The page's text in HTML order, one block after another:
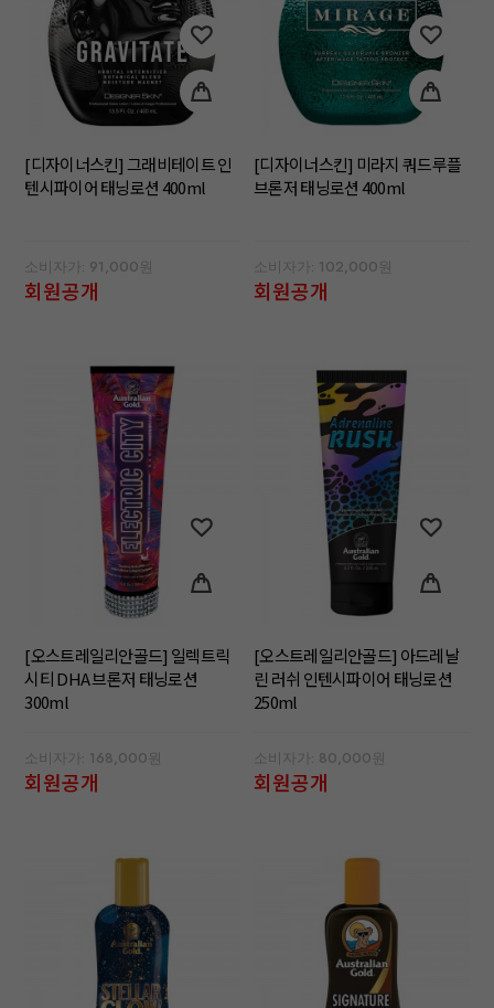
[디자이너스킨] 그래비테이트 인
텐시파이어 태닝로션 400ml
소비자가: 91,000원
회원공개
[디자이너스킨] 미라지 쿼드루플
브론저 태닝로션 400ml
소비자가: 102,000원
회원공개
[오스트레일리안골드] 일렉트릭
시티 DHA 브론저 태닝로션
300ml
소비자가: 168,000원
회원공개
[오스트레일리안골드] 아드레날
린 러쉬 인텐시파이어 태닝로션
250ml
소비자가: 80,000원
회원공개